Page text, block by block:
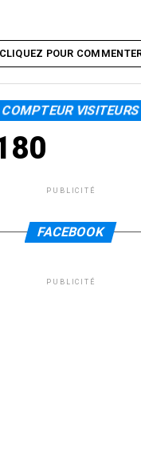
CLIQUEZ POUR
COMPTEUR VISITEURS
PUBLICITÉ
FACEBOOK
PUBLICITÉ